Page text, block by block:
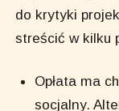
do krytyki
streścić w kilku
Opłata ma
socjalny.